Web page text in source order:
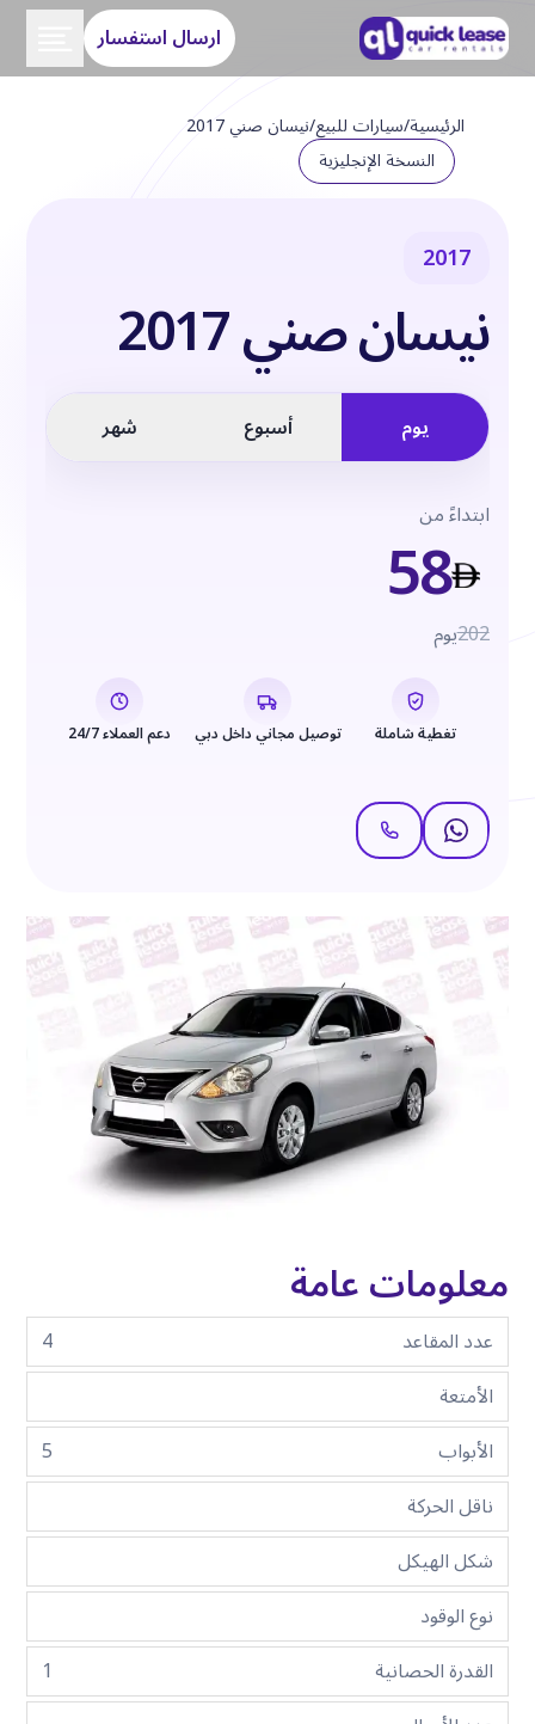
ارسال استفسار
الرئيسية/سيارات للبيع/نيسان صني 2017
النسخة الإنجليزية
2017
نيسان صني 2017
يوم أسبوع شهر
ابتداءً من58202يوم
تغطية شاملة توصيل مجاني داخل دبي دعم العملاء 24/7
معلومات عامة
عدد المقاعد
4
الأمتعة
الأبواب
5
ناقل الحركة
شكل الهيكل
نوع الوقود
القدرة الحصانية
1